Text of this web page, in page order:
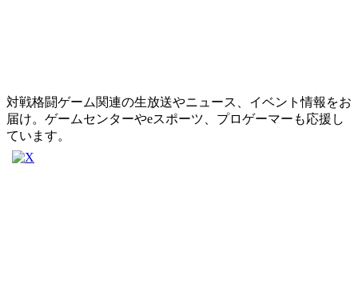
対戦格闘ゲーム関連の生放送やニュース、イベント情報をお
届け。ゲームセンターやeスポーツ、プロゲーマーも応援し
ています。